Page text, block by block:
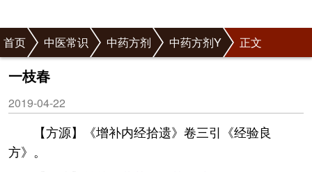
首页 中医常识 中药方剂 中药方剂Y 正文
一枝春
2019-04-22
【方源】《增补内经拾遗》卷三引《经验良
方》。